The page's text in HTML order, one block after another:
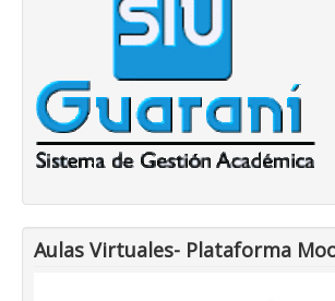
Aulas Virtuales- Plataforma